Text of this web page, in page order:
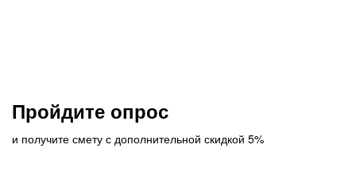
Пройдите опрос
и получите смету с дополнительной скидкой 5%